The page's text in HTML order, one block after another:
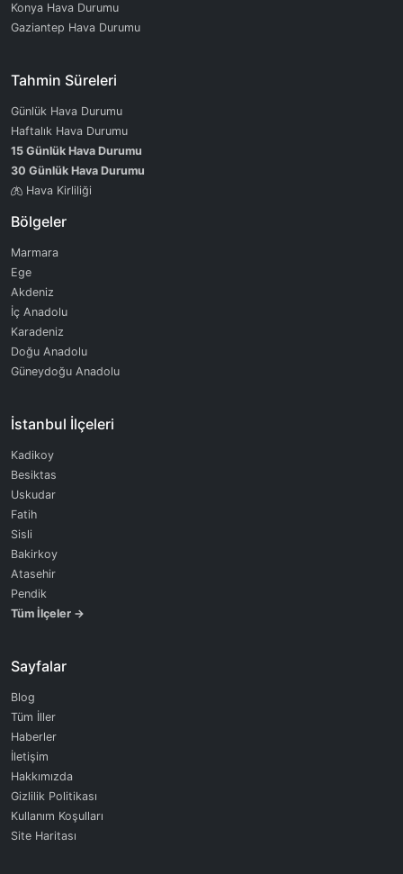
Konya Hava Durumu
Gaziantep Hava Durumu
Tahmin Süreleri
Günlük Hava Durumu
Haftalık Hava Durumu
15 Günlük Hava Durumu
30 Günlük Hava Durumu
Hava Kirliliği
Bölgeler
Marmara
Ege
Akdeniz
İç Anadolu
Karadeniz
Doğu Anadolu
Güneydoğu Anadolu
İstanbul İlçeleri
Kadikoy
Besiktas
Uskudar
Fatih
Sisli
Bakirkoy
Atasehir
Pendik
Tüm İlçeler →
Sayfalar
Blog
Tüm İller
Haberler
İletişim
Hakkımızda
Gizlilik Politikası
Kullanım Koşulları
Site Haritası